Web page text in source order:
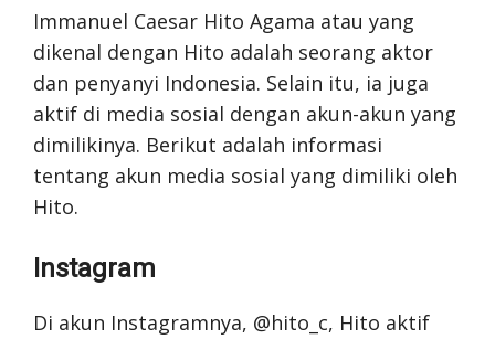
Immanuel Caesar Hito Agama atau yang
dikenal dengan Hito adalah seorang aktor
dan penyanyi Indonesia. Selain itu, ia juga
aktif di media sosial dengan akun-akun yang
dimilikinya. Berikut adalah informasi
tentang akun media sosial yang dimiliki oleh
Hito.
Instagram
Di akun Instagramnya, @hito_c, Hito aktif